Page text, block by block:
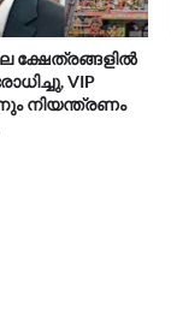
ക്ഷേത്രങ്ങളിൽ
VIP
നിയന്ത്രണം